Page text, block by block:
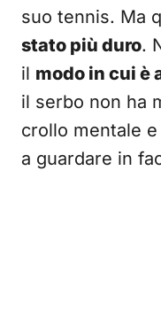
suo tennis. Ma
stato più duro.
il modo in cui è
il serbo non ha
crollo mentale
a guardare in